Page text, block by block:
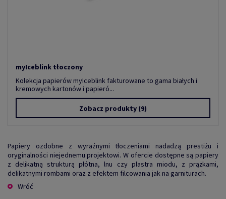
myIceblink tłoczony
Kolekcja papierów myIceblink fakturowane to gama białych i
kremowych kartonów i papieró...
Zobacz produkty (9)
Papiery ozdobne z wyraźnymi tłoczeniami nadadzą prestiżu i
oryginalności niejednemu projektowi. W ofercie dostępne są papiery
z delikatną strukturą płótna, lnu czy plastra miodu, z prążkami,
delikatnymi rombami oraz z efektem filcowania jak na garniturach.
Wróć